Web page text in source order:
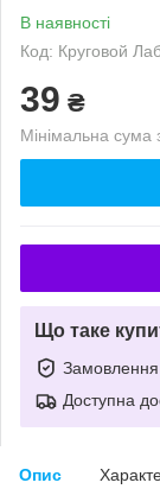
В наявності
Код: Круговой
39 ₴
Мінімальна
Що таке
Замовлення
Доступна
Опис